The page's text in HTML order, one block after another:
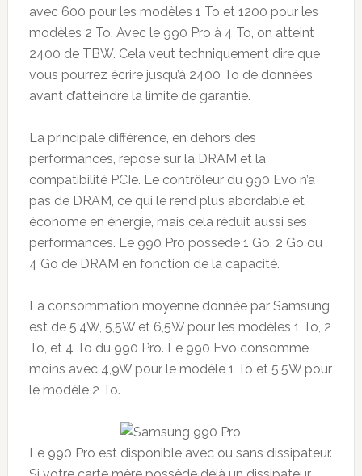
avec 600 pour les modèles 1 To et 1200 pour les
modèles 2 To. Avec le 990 Pro à 4 To, on atteint
2400 de TBW. Cela veut techniquement dire que
vous pourrez écrire jusqu’à 2400 To de données
avant d’atteindre la limite de garantie.
La principale différence, en dehors des
performances, repose sur la DRAM et la
compatibilité PCIe. Le contrôleur du 990 Evo n’a
pas de DRAM, ce qui le rend plus abordable et
économe en énergie, mais cela réduit aussi ses
performances. Le 990 Pro possède 1 Go, 2 Go ou
4 Go de DRAM en fonction de la capacité.
La consommation moyenne donnée par Samsung
est de 5,4W, 5,5W et 6,5W pour les modèles 1 To, 2
To, et 4 To du 990 Pro. Le 990 Evo consomme
moins avec 4,9W pour le modèle 1 To et 5,5W pour
le modèle 2 To.
Le 990 Pro est disponible avec ou sans dissipateur.